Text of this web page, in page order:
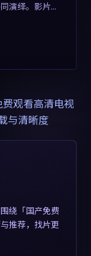
演绎。影片
成高密度的戏
情节反转，适
。
观看高清电视
与清晰度
绕「国产免费
推荐，找片更